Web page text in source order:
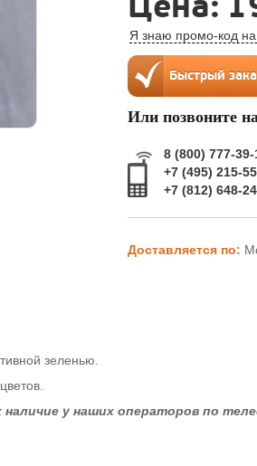
Я знаю промо-код на
Или позвоните
8 (800) 777-39-
+7 (495) 215-
+7 (812) 648-
Доставляется по:
зеленью.
у наших операторов по